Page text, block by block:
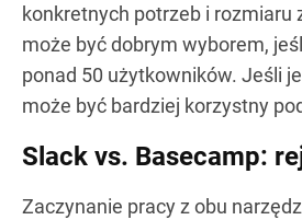
konkretnych potrzeb i rozmiaru
może być dobrym wyborem,
ponad 50 użytkowników. Jeśli
może być bardziej korzystny
Slack vs. Basecamp:
Zaczynanie pracy z obu